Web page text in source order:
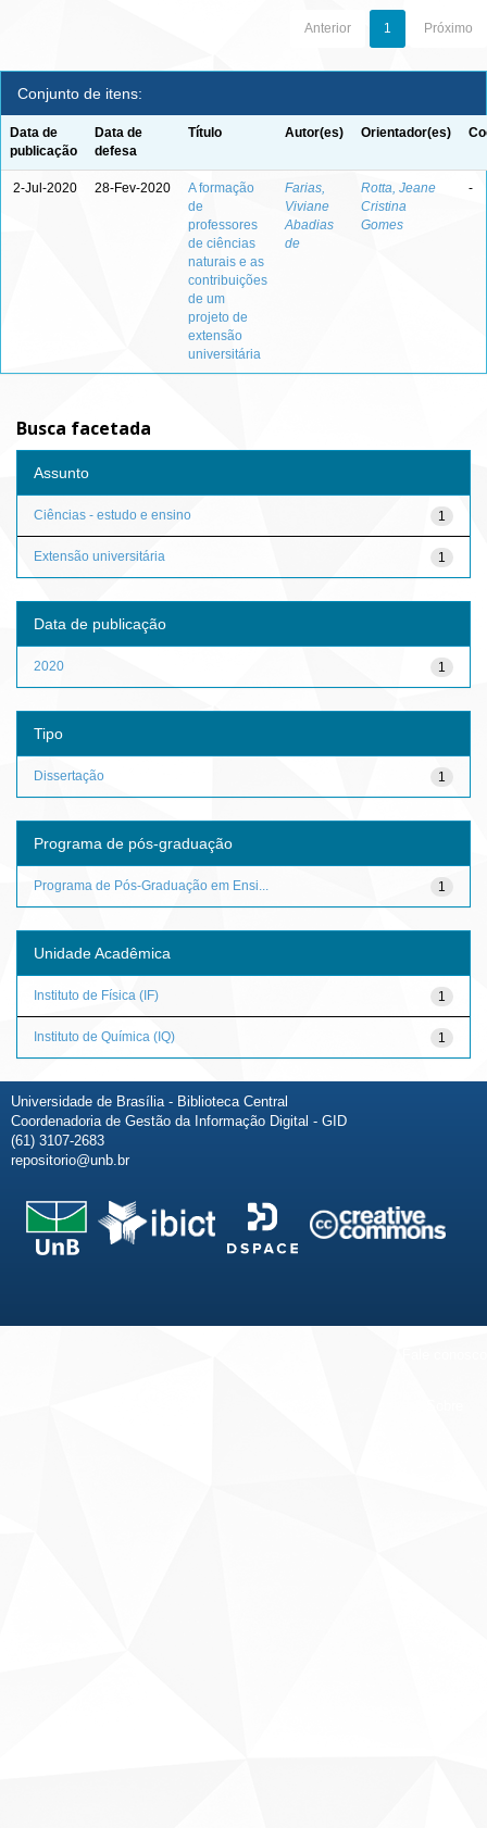
Anterior 1 Próximo
Conjunto de itens:
Data de
publicação
Data de
defesa
Título Autor(es) Orientador(es)
2-Jul-2020 28-Fev-2020
A formação
de
professores
de ciências
naturais e as
contribuições
de um
projeto de
extensão
universitária
Farias,
Viviane
Abadias
de
Rotta, Jeane
Cristina
Gomes
-
Busca facetada
Assunto
1
Ciências - estudo e ensino
1
Extensão universitária
Data de publicação
1
2020
Tipo
1
Dissertação
Programa de pós-graduação
1
Programa de Pós-Graduação em Ensi...
Unidade Acadêmica
1
Instituto de Física (IF)
1
Instituto de Química (IQ)
Universidade de Brasília - Biblioteca Central
Coordenadoria de Gestão da Informação Digital - GID
(61) 3107-2683
repositorio@unb.br